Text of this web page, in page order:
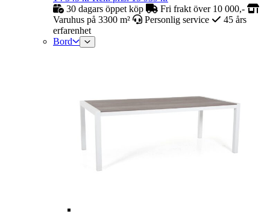
30 dagars öppet köp
Fri frakt över 10 000,-
Varuhus på 3300 m²
Personlig service
45 års
erfarenhet
Bord